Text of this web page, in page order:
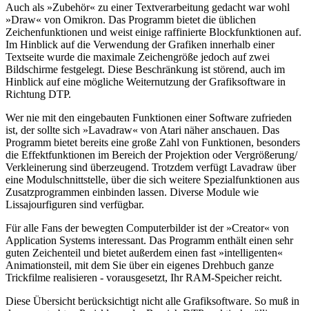
Auch als »Zubehör« zu einer Textverarbeitung gedacht war wohl
»Draw« von Omikron. Das Programm bietet die üblichen
Zeichenfunktionen und weist einige raffinierte Blockfunktionen auf.
Im Hinblick auf die Verwendung der Grafiken innerhalb einer
Textseite wurde die maximale Zeichengröße jedoch auf zwei
Bildschirme festgelegt. Diese Beschränkung ist störend, auch im
Hinblick auf eine mögliche Weiternutzung der Grafiksoftware in
Richtung DTP.
Wer nie mit den eingebauten Funktionen einer Software zufrieden
ist, der sollte sich »Lavadraw« von Atari näher anschauen. Das
Programm bietet bereits eine große Zahl von Funktionen, besonders
die Effektfunktionen im Bereich der Projektion oder Vergrößerung/
Verkleinerung sind überzeugend. Trotzdem verfügt Lavadraw über
eine Modulschnittstelle, über die sich weitere Spezialfunktionen aus
Zusatzprogrammen einbinden lassen. Diverse Module wie
Lissajourfiguren sind verfügbar.
Für alle Fans der bewegten Computerbilder ist der »Creator« von
Application Systems interessant. Das Programm enthält einen sehr
guten Zeichenteil und bietet außerdem einen fast »intelligenten«
Animationsteil, mit dem Sie über ein eigenes Drehbuch ganze
Trickfilme realisieren - vorausgesetzt, Ihr RAM-Speicher reicht.
Diese Übersicht berücksichtigt nicht alle Grafiksoftware. So muß in